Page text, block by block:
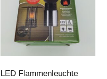
LED Flammenleuchte